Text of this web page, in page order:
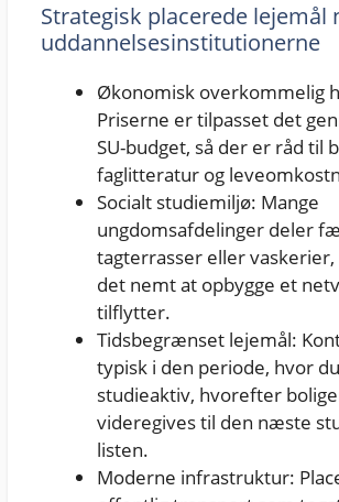
Strategisk placerede lejemål
uddannelsesinstitutionerne
Økonomisk overkommelig
Priserne er tilpasset det
SU-budget, så der er råd til
faglitteratur og
Socialt studiemiljø: Mange
ungdomsafdelinger deler
tagterrasser eller
det nemt at opbygge et
tilflytter.
Tidsbegrænset lejemål:
typisk i den periode, hvor
studieaktiv, hvorefter
videregives til den næste
listen.
Moderne infrastruktur: